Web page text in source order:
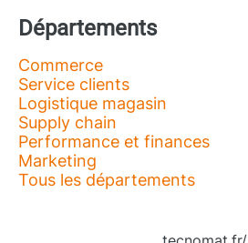
Départements
Commerce
Service clients
Logistique magasin
Supply chain
Performance et finances
Marketing
Tous les départements